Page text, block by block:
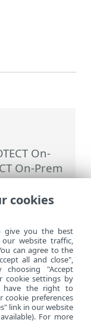
On-
On-Prem
principal
de
cookies
give you the best
our website traffic,
can agree to the
all and close",
choosing "Accept
cookie settings by
have the right to
preferences
link in our website
For more